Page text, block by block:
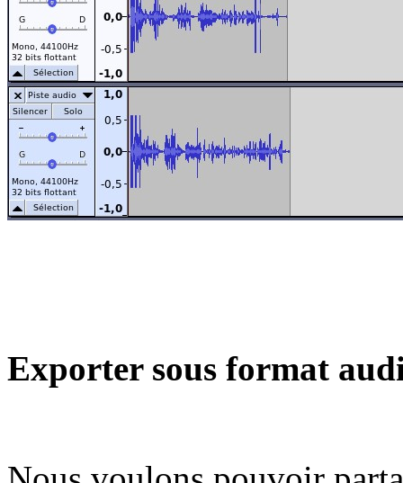
Exporter sous format